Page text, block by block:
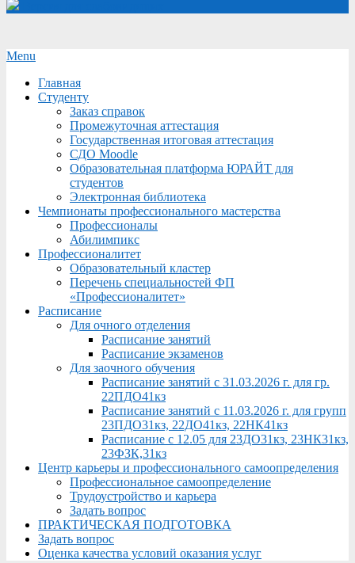
Secondary
Menu
Menu
Главная
Студенту
Заказ справок
Промежуточная аттестация
Государственная итоговая аттестация
СДО Moodle
Образовательная платформа ЮРАЙТ для
студентов
Электронная библиотека
Чемпионаты профессионального мастерства
Профессионалы
Абилимпикс
Профессионалитет
Образовательный кластер
Перечень специальностей ФП
«Профессионалитет»
Расписание
Для очного отделения
Расписание занятий
Расписание экзаменов
Для заочного обучения
Расписание занятий с 31.03.2026 г. для гр.
22ПДО41кз
Расписание занятий с 11.03.2026 г. для групп
23ПДО31кз, 22ДО41кз, 22НК41кз
Расписание с 12.05 для 23ДО31кз, 23НК31кз,
23ФЗК,31кз
Центр карьеры и профессионального самоопределения
Профессиональное самоопределение
Трудоустройство и карьера
Задать вопрос
ПРАКТИЧЕСКАЯ ПОДГОТОВКА
Задать вопрос
Оценка качества условий оказания услуг